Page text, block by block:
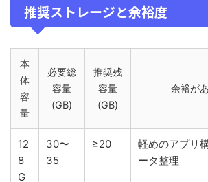
推奨ストレージと余裕度
本
体
容
量
必要総
容量
(GB)
推奨残
容量
(GB)
余裕が
12
8
G
30〜
35
≥20
軽めのアプリ
ータ整理